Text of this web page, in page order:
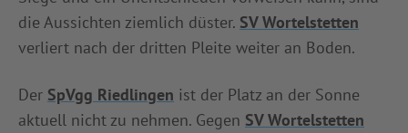
die Aussichten ziemlich düster. SV Wortelstetten
verliert nach der dritten Pleite weiter an Boden.
Der SpVgg Riedlingen ist der Platz an der Sonne
aktuell nicht zu nehmen. Gegen SV Wortelstetten